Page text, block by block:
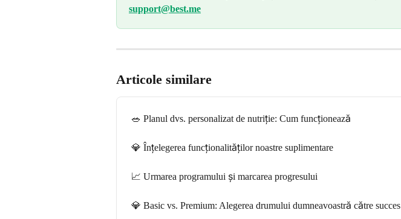
support@best.me
Articole similare
🥗 Planul dvs. personalizat de nutriție: Cum funcționează
💎 Înțelegerea funcționalităților noastre suplimentare
📈 Urmarea programului și marcarea progresului
💎 Basic vs. Premium: Alegerea drumului dumneavoastră către succes